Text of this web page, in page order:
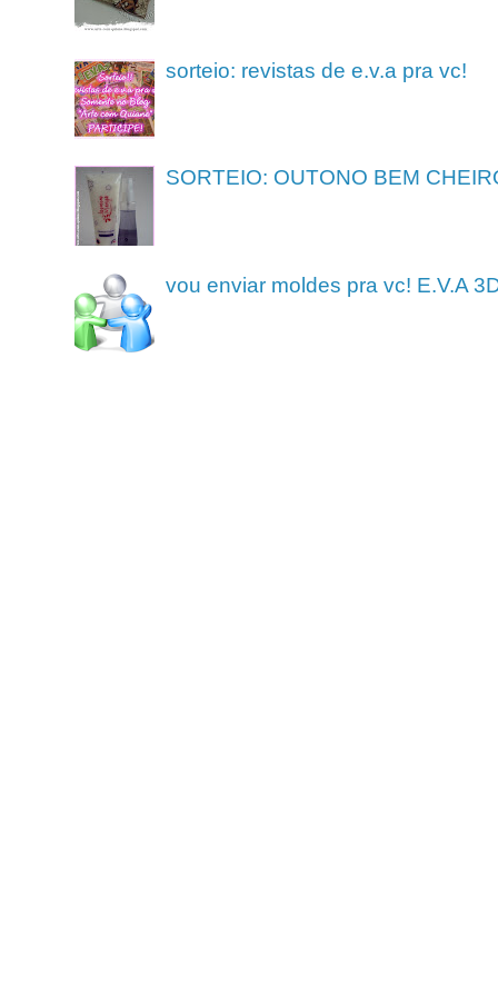
sorteio: revistas de e.v.a pra vc!
SORTEIO: OUTONO BEM
vou enviar moldes pra vc! E.V.A